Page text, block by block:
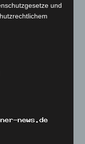
und